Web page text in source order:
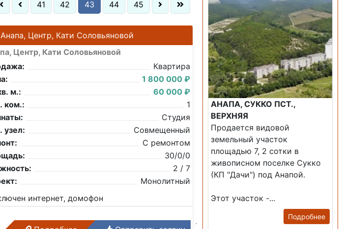
41 42 43 44 45
Анапа, Центр, Кати Соловьяновой
Центр, Кати Соловьяновой
Квартира
1 800 000 ₽
м.:
60 000 ₽
ком.:
1
Студия
узел:
Совмещенный
С ремонтом
30/0/0
2 / 7
Монолитный
интернет, домофон
АНАПА, СУККО ПСТ.,
ВЕРХНЯЯ
Продается видовой
земельный участок
площадью 7, 2 сотки в
живописном поселке Сукко
(КП "Дачи") под Анапой.
Этот участок -...
Подробнее